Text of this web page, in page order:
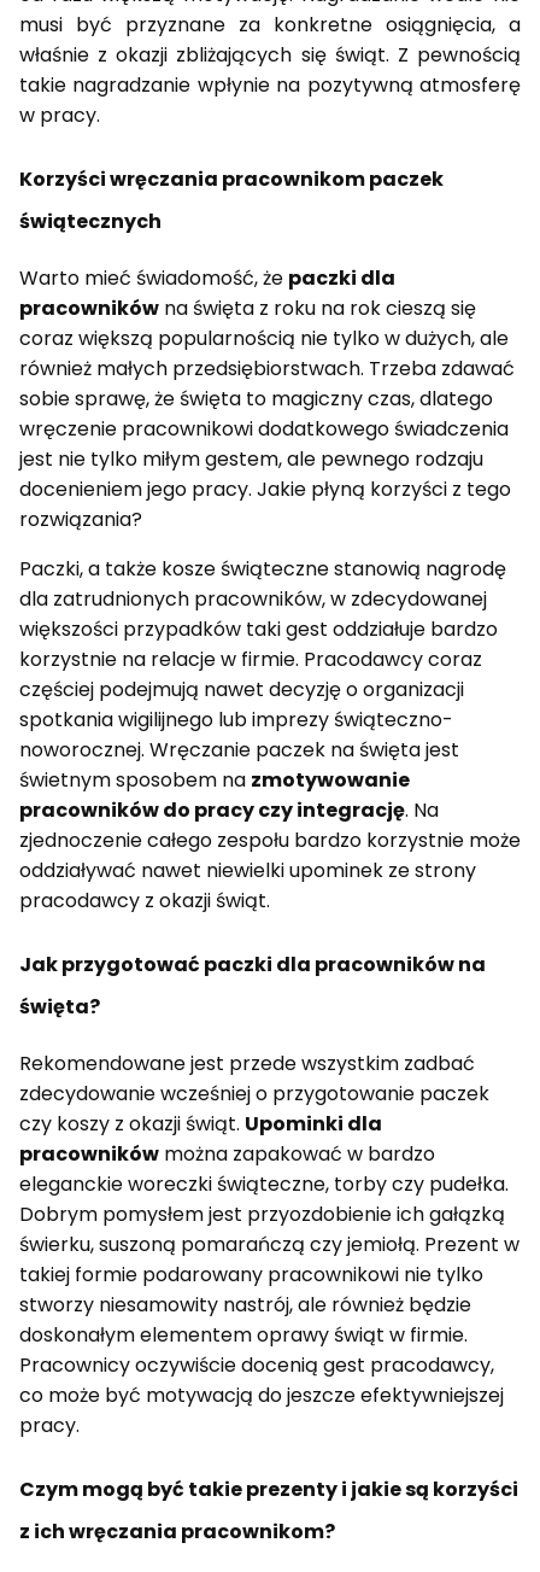
musi być przyznane za konkretne osiągnięcia, a
właśnie z okazji zbliżających się świąt. Z pewnością
takie nagradzanie wpłynie na pozytywną atmosferę
w pracy.
Korzyści wręczania pracownikom paczek
świątecznych
Warto mieć świadomość, że paczki dla
pracowników na święta z roku na rok cieszą się
coraz większą popularnością nie tylko w dużych, ale
również małych przedsiębiorstwach. Trzeba zdawać
sobie sprawę, że święta to magiczny czas, dlatego
wręczenie pracownikowi dodatkowego świadczenia
jest nie tylko miłym gestem, ale pewnego rodzaju
docenieniem jego pracy. Jakie płyną korzyści z tego
rozwiązania?
Paczki, a także kosze świąteczne stanowią nagrodę
dla zatrudnionych pracowników, w zdecydowanej
większości przypadków taki gest oddziałuje bardzo
korzystnie na relacje w firmie. Pracodawcy coraz
częściej podejmują nawet decyzję o organizacji
spotkania wigilijnego lub imprezy świąteczno-
noworocznej. Wręczanie paczek na święta jest
świetnym sposobem na zmotywowanie
pracowników do pracy czy integrację. Na
zjednoczenie całego zespołu bardzo korzystnie może
oddziaływać nawet niewielki upominek ze strony
pracodawcy z okazji świąt.
Jak przygotować paczki dla pracowników na
święta?
Rekomendowane jest przede wszystkim zadbać
zdecydowanie wcześniej o przygotowanie paczek
czy koszy z okazji świąt. Upominki dla
pracowników można zapakować w bardzo
eleganckie woreczki świąteczne, torby czy pudełka.
Dobrym pomysłem jest przyozdobienie ich gałązką
świerku, suszoną pomarańczą czy jemiołą. Prezent w
takiej formie podarowany pracownikowi nie tylko
stworzy niesamowity nastrój, ale również będzie
doskonałym elementem oprawy świąt w firmie.
Pracownicy oczywiście docenią gest pracodawcy,
co może być motywacją do jeszcze efektywniejszej
pracy.
Czym mogą być takie prezenty i jakie są korzyści
z ich wręczania pracownikom?